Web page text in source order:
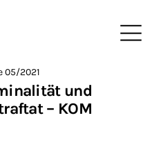
>
Nachrichten aus Brüssel
05/2021
und
– KOM